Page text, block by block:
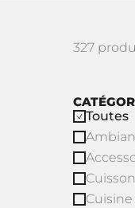
327
Toutes
Cuisson